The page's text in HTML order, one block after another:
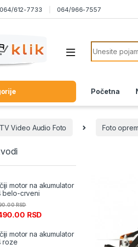
064/612-7733 064/966-7557
Search for:
Početna
TV Video Audio Foto Foto
motor na akumulator
belo-crveni
RSD
RSD
motor na akumulator
roze